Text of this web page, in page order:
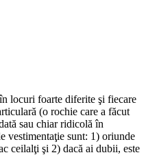
locuri foarte diferite şi fiecare
(o rochie care a făcut
sau chiar ridicolă în
vestimentaţie sunt: 1) oriunde
ceilalţi şi 2) dacă ai dubii, este